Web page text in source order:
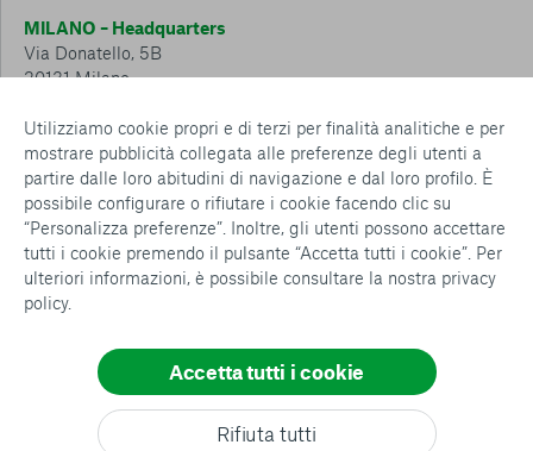
Utilizziamo cookie propri e di terzi per finalità analitiche e per
mostrare pubblicità collegata alle preferenze degli utenti a
partire dalle loro abitudini di navigazione e dal loro profilo. È
possibile configurare o rifiutare i cookie facendo clic su
“Personalizza preferenze”. Inoltre, gli utenti possono accettare
tutti i cookie premendo il pulsante “Accetta tutti i cookie”. Per
ulteriori informazioni, è possibile consultare la nostra privacy
policy.
Rifiuta tutti
Accetta tutti i cookie
Consenti tutti
MILANO – Headquarters
Via Donatello, 5B
20131 Milano
CESENA – Sostegno a distanza
Via Padre Vicinio da Sarsina, 216
47521 Cesena
Tel.: 0547 360 811
Detrazioni e deduzioni fiscali sulle donazioni: cosa sapere e
come usufruirne
Whistleblowing Policy
Privacy policy
Cookie policy
Configurazione Cookies